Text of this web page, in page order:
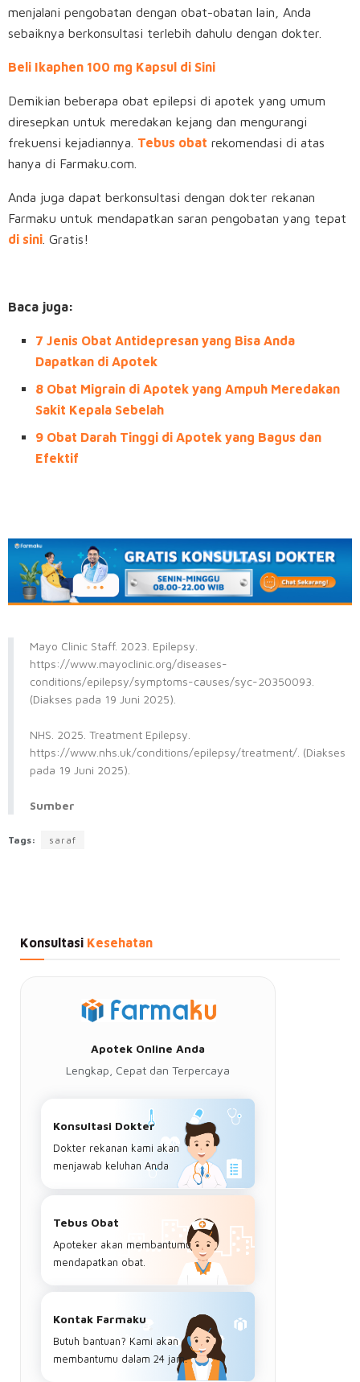
menjalani pengobatan dengan obat-obatan lain, Anda
sebaiknya berkonsultasi terlebih dahulu dengan dokter.
Beli Ikaphen 100 mg Kapsul di Sini
Demikian beberapa obat epilepsi di apotek yang umum
diresepkan untuk meredakan kejang dan mengurangi
frekuensi kejadiannya. Tebus obat rekomendasi di atas
hanya di Farmaku.com.
Anda juga dapat berkonsultasi dengan dokter rekanan
Farmaku untuk mendapatkan saran pengobatan yang tepat
di sini . Gratis!
Baca juga:
7 Jenis Obat Antidepresan yang Bisa Anda
Dapatkan di Apotek
8 Obat Migrain di Apotek yang Ampuh Meredakan
Sakit Kepala Sebelah
9 Obat Darah Tinggi di Apotek yang Bagus dan
Efektif
Mayo Clinic Staff. 2023. Epilepsy.
https://www.mayoclinic.org/diseases-
conditions/epilepsy/symptoms-causes/syc-20350093.
(Diakses pada 19 Juni 2025).
NHS. 2025. Treatment Epilepsy.
https://www.nhs.uk/conditions/epilepsy/treatment/. (Diakses
pada 19 Juni 2025).
Sumber
Tags: saraf
Konsultasi Kesehatan
Apotek Online Anda
Lengkap, Cepat dan Terpercaya
Konsultasi Dokter
Dokter rekanan kami akan
menjawab keluhan Anda
Tebus Obat
Apoteker akan membantumu
mendapatkan obat.
Kontak Farmaku
Butuh bantuan? Kami akan
membantumu dalam 24 jam.